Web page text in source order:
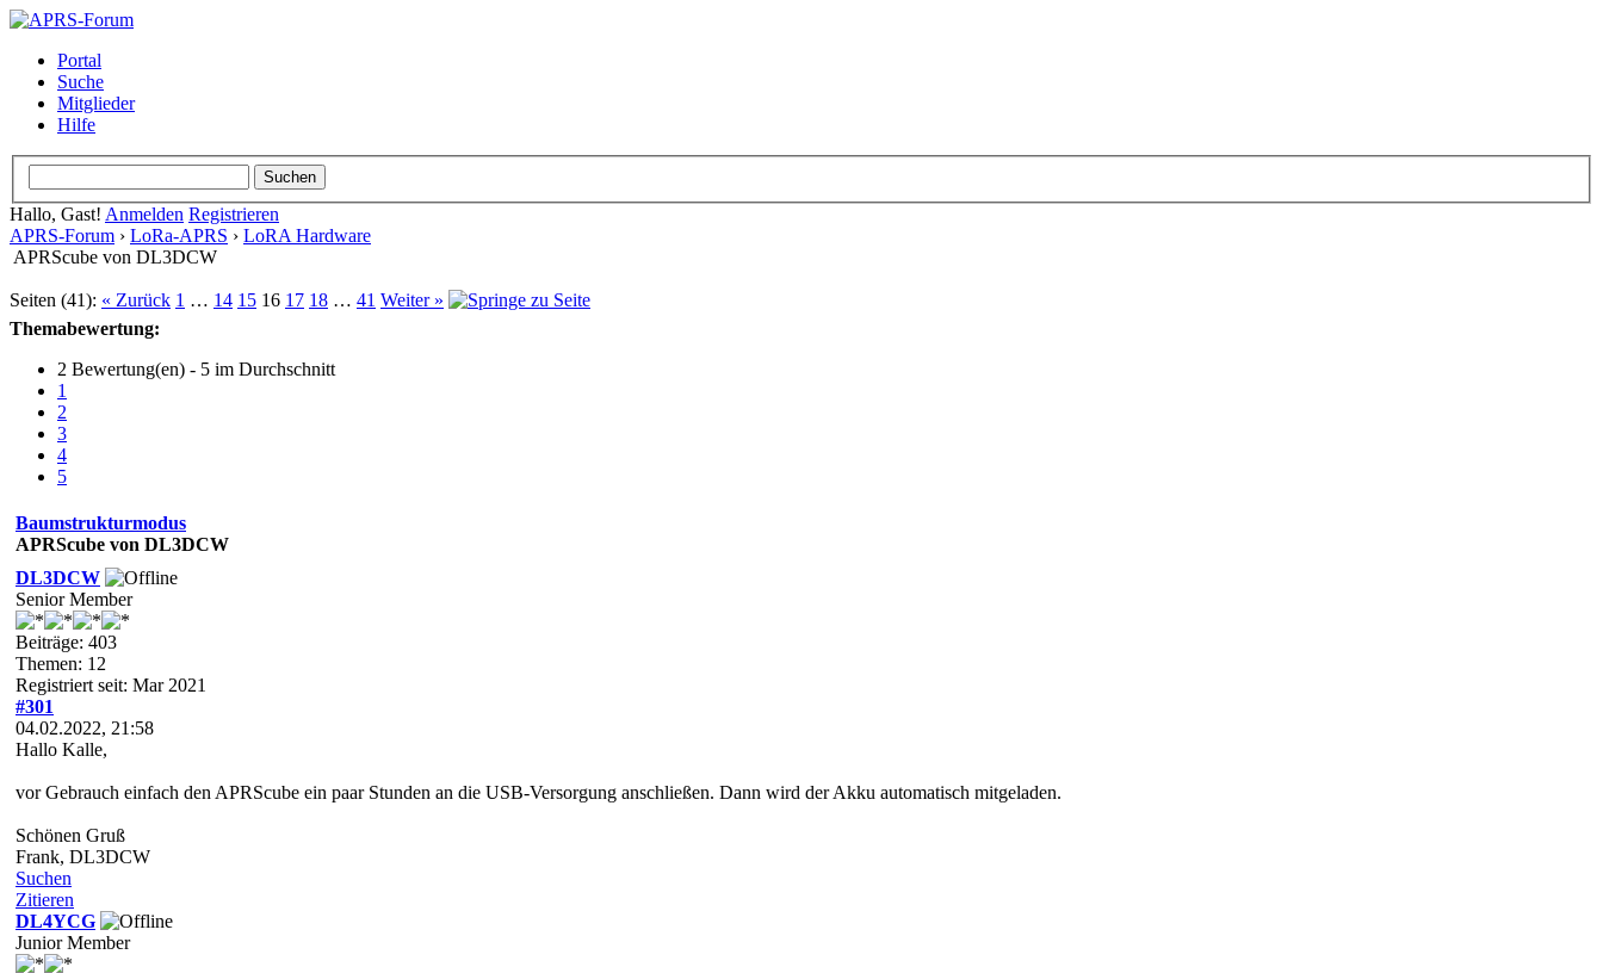
Portal
Suche
Mitglieder
Hilfe
Hallo, Gast! Anmelden Registrieren
APRS-Forum › LoRa-APRS › LoRA Hardware
APRScube von DL3DCW
Seiten (41): « Zurück 1 … 14 15 16 17 18 … 41 Weiter »
Themabewertung:
2 Bewertung(en) - 5 im Durchschnitt
1
2
3
4
5
Baumstrukturmodus
APRScube von DL3DCW
DL3DCW
Senior Member
Beiträge: 403
Themen: 12
Registriert seit: Mar 2021
#301
04.02.2022, 21:58
Hallo Kalle,
vor Gebrauch einfach den APRScube ein paar Stunden an die USB-Versorgung anschließen. Dann wird der Akku automatisch mitgeladen.
Schönen Gruß
Frank, DL3DCW
Suchen
Zitieren
DL4YCG
Junior Member